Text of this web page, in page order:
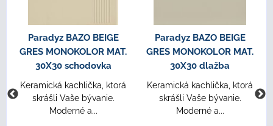
Paradyz BAZO BEIGE
GRES MONOKOLOR MAT.
30X30 schodovka
Keramická kachlička, ktorá
skrášli Vaše bývanie.
Moderné a...
Paradyz BAZO BEIGE
GRES MONOKOLOR MAT.
30X30 dlažba
Keramická kachlička, ktorá
skrášli Vaše bývanie.
Moderné a...